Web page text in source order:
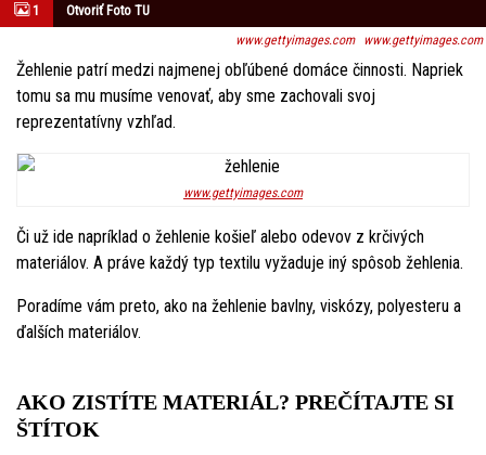
1 Otvoriť Foto TU
www.gettyimages.com www.gettyimages.com
Žehlenie patrí medzi najmenej obľúbené domáce činnosti. Napriek
tomu sa mu musíme venovať, aby sme zachovali svoj
reprezentatívny vzhľad.
www.gettyimages.com
Či už ide napríklad o žehlenie košieľ alebo odevov z krčivých
materiálov. A práve každý typ textilu vyžaduje iný spôsob žehlenia.
Poradíme vám preto, ako na žehlenie bavlny, viskózy, polyesteru a
ďalších materiálov.
AKO ZISTÍTE MATERIÁL? PREČÍTAJTE SI
ŠTÍTOK